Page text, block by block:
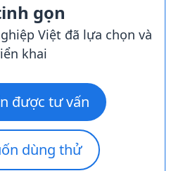
gọn
Việt đã lựa chọn và
khai
được tư vấn
dùng thử